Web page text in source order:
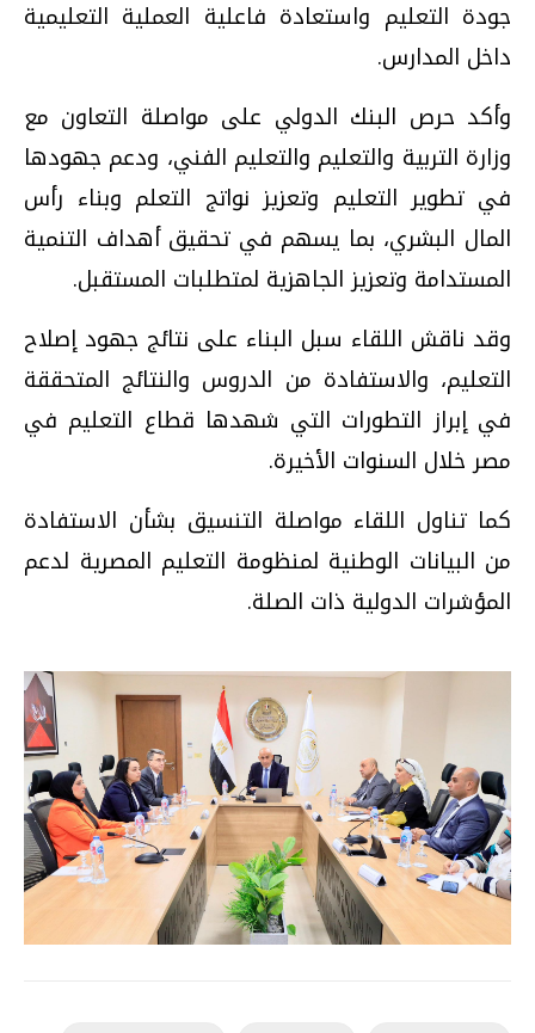
جودة التعليم واستعادة فاعلية العملية التعليمية
داخل المدارس.
وأكد حرص البنك الدولي على مواصلة التعاون مع
وزارة التربية والتعليم والتعليم الفني، ودعم جهودها
في تطوير التعليم وتعزيز نواتج التعلم وبناء رأس
المال البشري، بما يسهم في تحقيق أهداف التنمية
المستدامة وتعزيز الجاهزية لمتطلبات المستقبل.
وقد ناقش اللقاء سبل البناء على نتائج جهود إصلاح
التعليم، والاستفادة من الدروس والنتائج المتحققة
في إبراز التطورات التي شهدها قطاع التعليم في
مصر خلال السنوات الأخيرة.
كما تناول اللقاء مواصلة التنسيق بشأن الاستفادة
من البيانات الوطنية لمنظومة التعليم المصرية لدعم
المؤشرات الدولية ذات الصلة.